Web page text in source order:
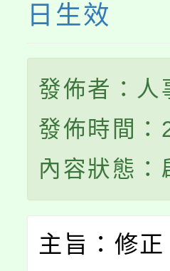
日生效
發佈者：人
發佈時間
內容狀態：
主旨：修